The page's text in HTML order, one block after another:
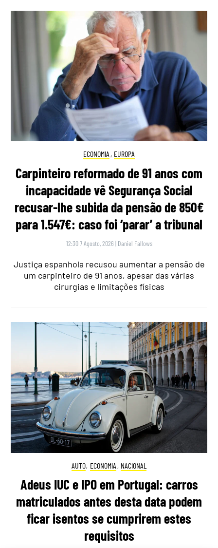
ECONOMIA , EUROPA
Carpinteiro reformado de 91 anos com
incapacidade vê Segurança Social
recusar-lhe subida da pensão de 850€
para 1.547€: caso foi ‘parar’ a tribunal
12:30 7 Agosto, 2026 | Daniel Fallows
Justiça espanhola recusou aumentar a pensão de
um carpinteiro de 91 anos, apesar das várias
cirurgias e limitações físicas
AUTO, ECONOMIA , NACIONAL
Adeus IUC e IPO em Portugal: carros
matriculados antes desta data podem
ficar isentos se cumprirem estes
requisitos